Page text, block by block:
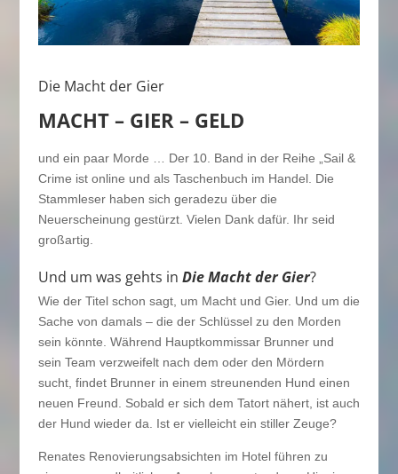
Die Macht der Gier
MACHT – GIER – GELD
und ein paar Morde … Der 10. Band in der Reihe „Sail &
Crime ist online und als Taschenbuch im Handel. Die
Stammleser haben sich geradezu über die
Neuerscheinung gestürzt. Vielen Dank dafür. Ihr seid
großartig.
Und um was gehts in Die Macht der Gier?
Wie der Titel schon sagt, um Macht und Gier. Und um die
Sache von damals – die der Schlüssel zu den Morden
sein könnte. Während Hauptkommissar Brunner und
sein Team verzweifelt nach dem oder den Mördern
sucht, findet Brunner in einem streunenden Hund einen
neuen Freund. Sobald er sich dem Tatort nähert, ist auch
der Hund wieder da. Ist er vielleicht ein stiller Zeuge?
Renates Renovierungsabsichten im Hotel führen zu